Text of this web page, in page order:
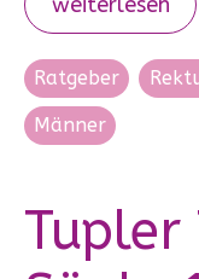
Ratgeber
Männer
Tupler